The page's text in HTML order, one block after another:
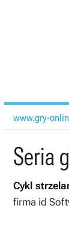
www.gry-
Seria
Cykl
firma id